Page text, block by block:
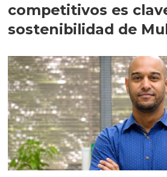
competitivos es
sostenibilidad de